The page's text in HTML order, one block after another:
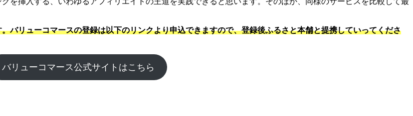
バリューコマースの登録は以下のリンクより申込できますので、登録後ふるさと本舗と提携していってくださ
バリューコマース公式サイトはこちら